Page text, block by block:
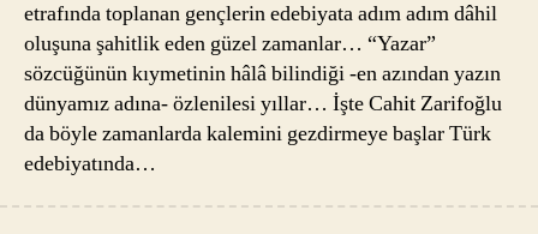
etrafında toplanan gençlerin edebiyata adım adım dâhil
oluşuna şahitlik eden güzel zamanlar… “Yazar”
sözcüğünün kıymetinin hâlâ bilindiği -en azından yazın
dünyamız adına- özlenilesi yıllar… İşte Cahit Zarifoğlu
da böyle zamanlarda kalemini gezdirmeye başlar Türk
edebiyatında…